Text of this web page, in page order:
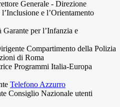
Generale - Direzione
e l’Orientamento
Garante per l’Infanzia e
Compartimento della Polizia
di Roma
Programmi Italia-Europa
Telefono Azzurro
Consiglio Nazionale utenti